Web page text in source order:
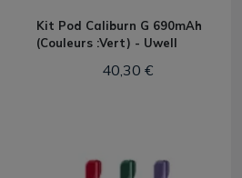
Kit Pod Caliburn G 690mAh
(Couleurs :Vert) - Uwell
40,30 €